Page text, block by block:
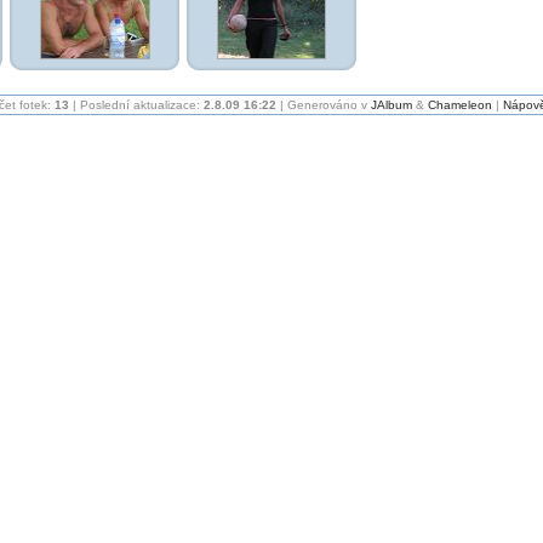
fotek: 13 | Poslední aktualizace: 2.8.09 16:22 | Generováno v JAlbum& Chameleon |